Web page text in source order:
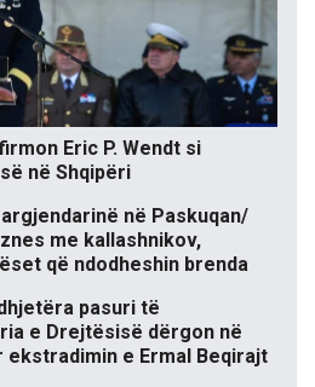
Eric P. Wendt si
në Shqipëri
në Paskuqan/
me kallashnikov,
që ndodheshin brenda
pasuri të
e Drejtësisë dërgon në
e Ermal Beqirajt